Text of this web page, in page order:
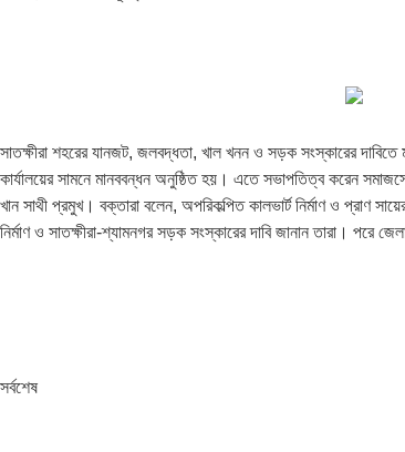
সাতক্ষীরা শহরের যানজট, জলবদ্ধতা, খাল খনন ও সড়ক সংস্কারের
কার্যালয়ের সামনে মানববন্ধন অনুষ্ঠিত হয়। এতে সভাপতিত্ব করেন
খান সাথী প্রমুখ। বক্তারা বলেন, অপরিকল্পিত কালভার্ট নির্মাণ ও প্রাণ
নির্মাণ ও সাতক্ষীরা-শ্যামনগর সড়ক সংস্কারের দাবি জানান তারা। পরে
সর্বশেষ